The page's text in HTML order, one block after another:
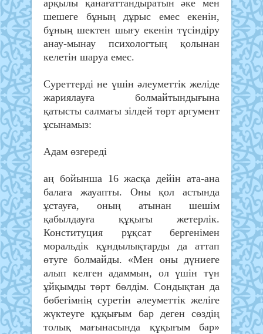
арқылы қанағаттандыратын әке мен
шешеге бұның дұрыс емес екенін,
бұның шектен шығу екенін түсіндіру
анау-мынау психологтың қолынан
келетін шаруа емес.
Суреттерді не үшін әлеуметтік желіде
жариялауға болмайтындығына
қатысты салмағы зілдей төрт аргумент
ұсынамыз:
Адам өзгереді
аң бойынша 16 жасқа дейін ата-ана
балаға жауапты. Оны қол астында
ұстауға, оның атынан шешім
қабылдауға құқығы жетерлік.
Конституция рұқсат бергенімен
моральдік құндылықтарды да аттап
өтуге болмайды. «Мен оны дүниеге
алып келген адаммын, ол үшін түн
ұйқымды төрт бөлдім. Сондықтан да
бөбегімнің суретін әлеуметтік желіге
жүктеуге құқығым бар деген сөздің
толық мағынасында құқығым бар»